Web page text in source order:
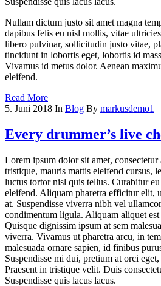
Nullam dictum justo sit amet magna
dapibus felis eu nisl mollis, vitae
libero pulvinar, sollicitudin justo vitae,
tincidunt in lobortis eget, lobortis id
Vivamus id metus dolor. Aenean
eleifend.
Read More
5. Juni 2018 In Blog By markusdemo1
Every drummer’s live
Lorem ipsum dolor sit amet,
tristique, mauris mattis eleifend cursus,
luctus tortor nisl quis tellus. Curabitur
eleifend. Aliquam pharetra efficitur elit,
at. Suspendisse viverra nibh vel
condimentum ligula. Aliquam aliquet
Quisque dignissim ipsum at sem
viverra. Vivamus ut pharetra arcu, in
malesuada ornare sapien, id finibus
Suspendisse mi dui, pretium at orci
Praesent in tristique velit. Duis
Suspendisse quis lacus lacus.